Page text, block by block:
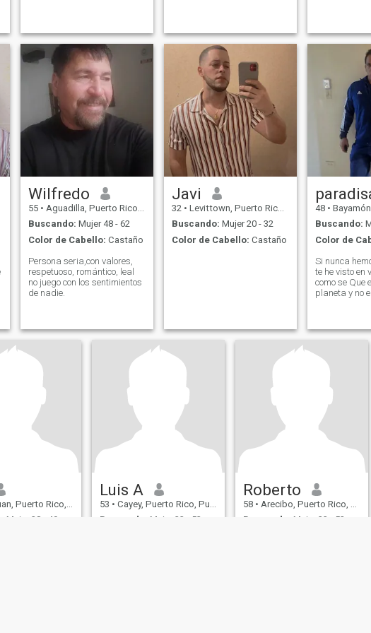
Wilfredo
55 • Aguadilla, Puerto Rico, Puerto Rico
Buscando: Mujer 48 - 62
Color de Cabello: Castaño
Persona seria,con valores,
respetuoso, romántico, leal
no juego con los sentimientos
de nadie.
Javi
32 • Levittown, Puerto Rico, Puerto Rico
Buscando: Mujer 20 - 32
Color de Cabello: Castaño
48 • Bayamón,
Buscando:
Color de
Si nunca hemos hablado
te he visto en
como se Que
planeta y no
amistad y
dedicarle
Compartir
eaten a la par
saber q una
sin una video
bien basico
sino puedes
y no perdemos ambos el
tiempo. Sino
tiempo de
solo personas
reales. Y por
amiga te doy
primero
Rico, Puerto Rico
Mujer 28 - 49
Luis A
53 • Cayey, Puerto Rico, Puerto Rico
Buscando:
Mujer 33 - 53
Roberto
58 • Arecibo, Puerto Rico, Puerto Rico
Buscando:
Mujer 33 - 52